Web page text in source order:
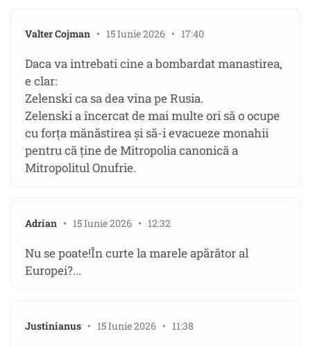
Valter Cojman • 15 Iunie 2026 • 17:40
Daca va intrebati cine a bombardat manastirea,
e clar:
Zelenski ca sa dea vina pe Rusia.
Zelenski a încercat de mai multe ori să o ocupe
cu forța mănăstirea și să-i evacueze monahii
pentru că ține de Mitropolia canonică a
Mitropolitul Onufrie.
Adrian • 15 Iunie 2026 • 12:32
Nu se poate!În curte la marele apărător al
Europei?...
Justinianus • 15 Iunie 2026 • 11:38